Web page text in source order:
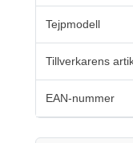
Tejpmodell
Tillverkarens
EAN-nummer